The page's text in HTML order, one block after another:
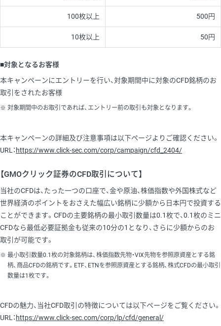
100枚以上 500円
10枚以上 50円
■対象となるお客様
本キャンペーンにエントリーを行い、対象期間中に対象のCFD銘柄のお
取引をされたお客様
対象期間中のお取引であれば、エントリー前の取引も対象となります。
本キャンペーンの詳細及び注意事項は以下ページよりご確認ください。
URL：https://www.click-sec.com/corp/campaign/cfd_2404/
【GMOクリック証券のCFD取引について】
当社のCFDは、たった一つの口座で、金や原油、株価指数や外国株式など
世界経済のポイントをおさえた幅広い銘柄に少額から日本円で投資する
ことができます。CFDの主要銘柄の最小取引数量は0.1枚で、0.1枚のミニ
CFDなら最低必要証拠金も従来の10分の1となり、さらに少額からのお
取引が可能です。
最小取引数量0.1枚の対象銘柄は、株価指数先物・VIX先物を参照原資産とする銘
柄、商品CFDの銘柄です。ETF、ETNを参照原資産とする銘柄、株式CFDの最小取引
数量は1枚です。
CFDの魅力、当社CFD取引の特徴については以下ページをご覧ください。
URL： https://www.click-sec.com/corp/lp/cfd/general/